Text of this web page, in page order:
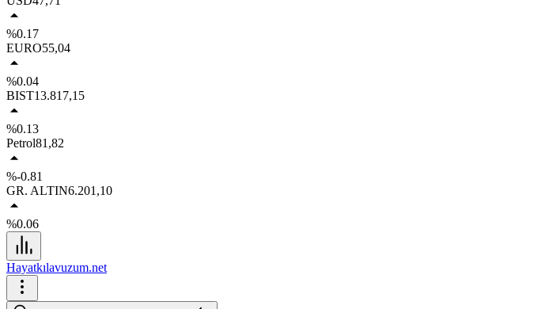
%0.17
EURO55,04
%0.04
BIST13.817,15
%0.13
Petrol81,82
%-0.81
GR. ALTIN6.201,10
%0.06
Hayatkılavuzum.net